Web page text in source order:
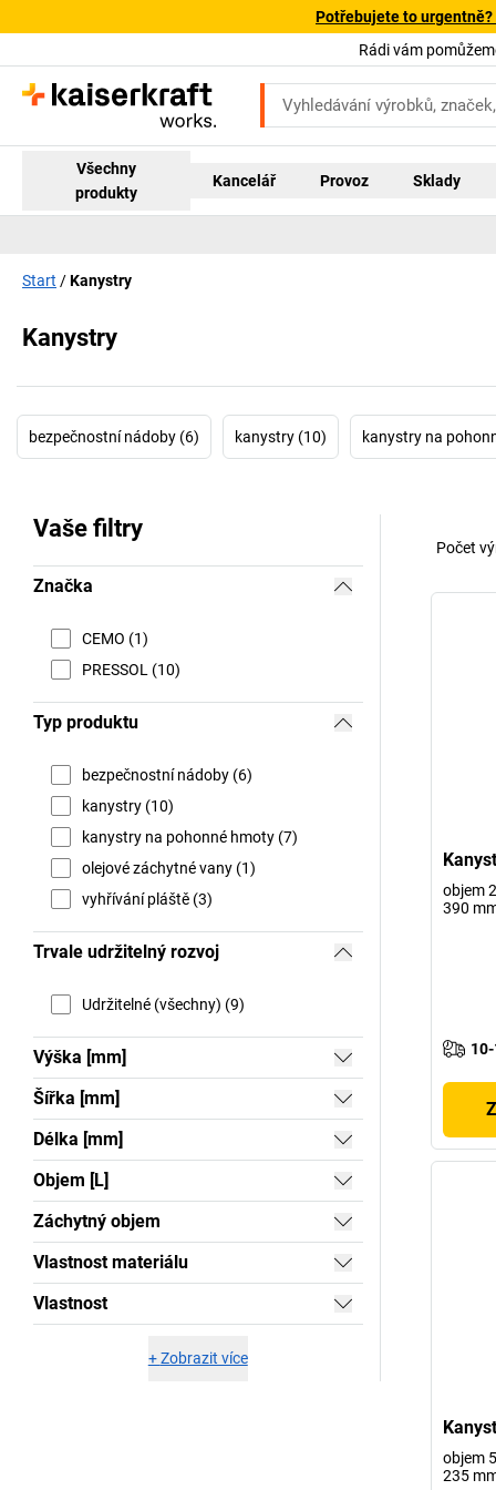
Potřebujete to
Rádi vám
Všechny
produkty
Kancelář Provoz Sklady
Start Kanystry
Kanystry
bezpečnostní nádoby (6) kanystry (10) kanystry na
Vaše filtry
Značka
CEMO (1)
PRESSOL (10)
Typ produktu
bezpečnostní nádoby (6)
kanystry (10)
kanystry na pohonné hmoty (7)
olejové záchytné vany (1)
vyhřívání pláště (3)
Trvale udržitelný rozvoj
Udržitelné (všechny) (9)
Výška [mm]
Šířka [mm]
Délka [mm]
Objem [L]
Záchytný objem
Vlastnost materiálu
Vlastnost
+Zobrazit více
Počet
objem
390
objem
235